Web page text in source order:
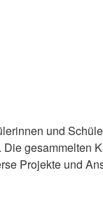
und
gesammelten
Projekte und